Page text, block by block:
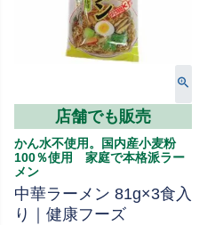
店舗でも販売
かん水不使用。国内産小麦粉
100％使用 家庭で本格派ラー
メン
中華ラーメン 81g×3食入
り｜健康フーズ